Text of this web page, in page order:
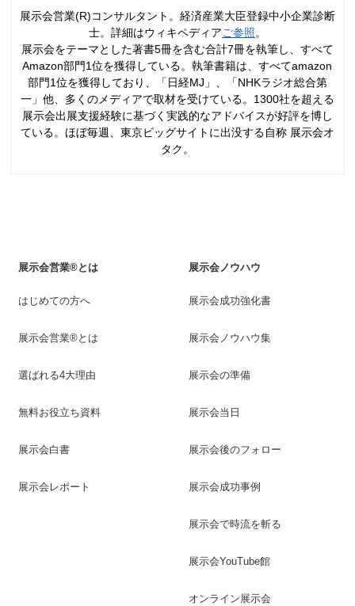
展示会営業(R)コンサルタント。経済産業大臣登録中小企業診断
士。詳細はウィキペディアご参照。
展示会をテーマとした著書5冊を含む合計7冊を執筆し、すべて
Amazon部門1位を獲得している。執筆書籍は、すべてamazon
部門1位を獲得しており、「日経MJ」、「NHKラジオ総合第
一」他、多くのメディアで取材を受けている。1300社を超える
展示会出展支援経験に基づく実践的なアドバイスが好評を博し
ている。ほぼ毎週、東京ビッグサイトに出没する自称 展示会オ
タク。
展示会営業®とは
はじめての方へ
展示会営業®とは
選ばれる4大理由
無料お役立ち資料
展示会白書
展示会レポート
展示会ノウハウ
展示会成功強化書
展示会ノウハウ集
展示会の準備
展示会当日
展示会後のフォロー
展示会成功事例
展示会で時流を斬る
展示会YouTube館
オンライン展示会